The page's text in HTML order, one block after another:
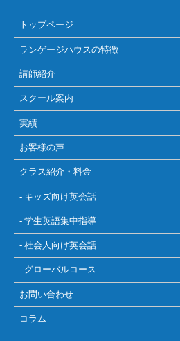
トップページ
ランゲージハウスの特徴
講師紹介
スクール案内
実績
お客様の声
クラス紹介・料金
- キッズ向け英会話
- 学生英語集中指導
- 社会人向け英会話
- グローバルコース
お問い合わせ
コラム